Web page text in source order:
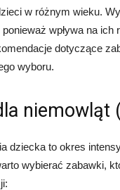
w różnym wieku.
wpływa na
dotyczące
wyboru.
niemowląt
dziecka to okres
wybierać zabawki,